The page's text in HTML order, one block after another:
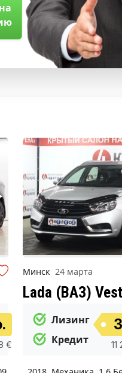
€
Минск 24 марта
Lada (ВАЗ)
Лизинг
Кредит